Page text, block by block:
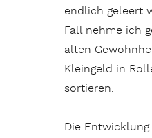
endlich geleert
Fall nehme ich
alten
Kleingeld in
sortieren.
Die